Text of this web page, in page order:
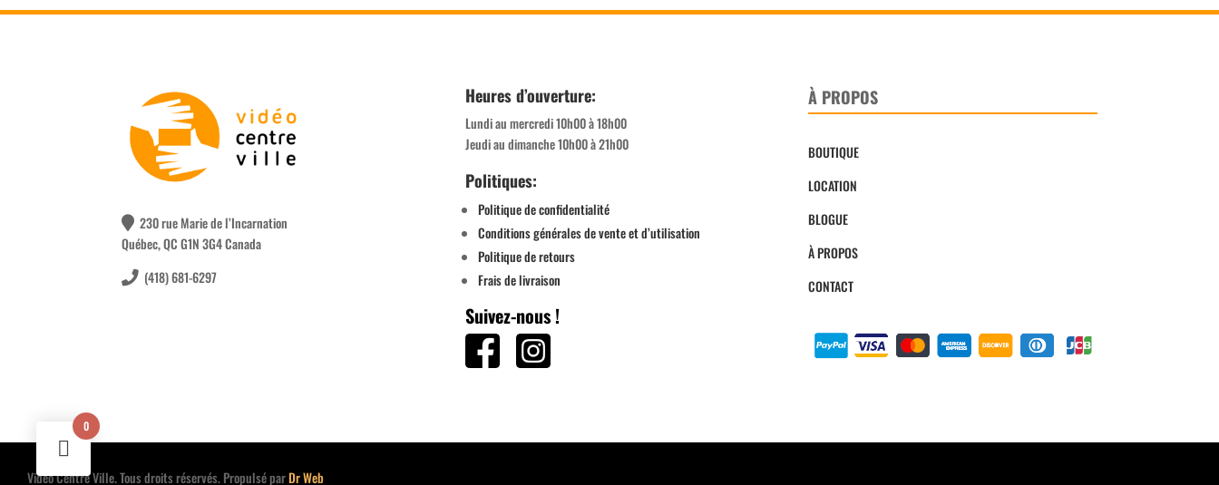
230 rue Marie de l’Incarnation
Québec, QC G1N 3G4 Canada
(418) 681-6297
Heures d’ouverture:
Lundi au mercredi 10h00 à 18h00
Jeudi au dimanche 10h00 à 21h00
Politiques:
Politique de confidentialité
Conditions générales de vente et d’utilisation
Politique de retours
Frais de livraison
Suivez-nous !
À PROPOS
BOUTIQUE
LOCATION
BLOGUE
À PROPOS
CONTACT
Vidéo Centre Ville. Tous droits réservés. Propulsé parDr Web
0